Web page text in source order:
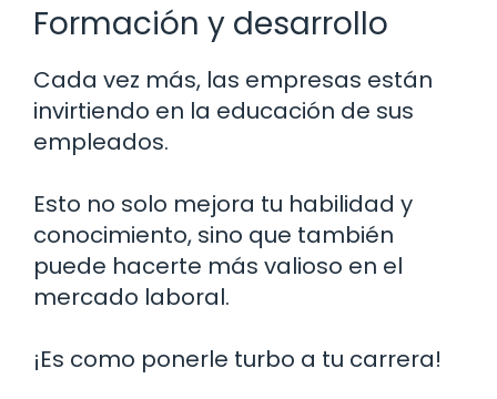
Formación y desarrollo
Cada vez más, las empresas están
invirtiendo en la educación de sus
empleados.
Esto no solo mejora tu habilidad y
conocimiento, sino que también
puede hacerte más valioso en el
mercado laboral.
¡Es como ponerle turbo a tu carrera!